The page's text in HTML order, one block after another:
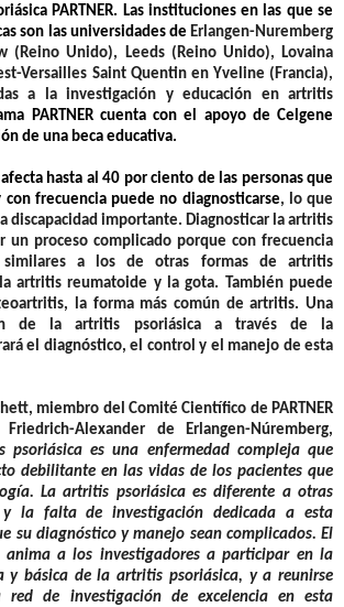
PARTNER. Las instituciones en las que se
son las universidades de Erlangen-Nuremberg
(Reino Unido), Leeds (Reino Unido), Lovaina
Versailles Saint Quentin en Yveline (Francia),
a la investigación y educación en artritis
PARTNER cuenta con el apoyo de Celgene
de una beca educativa.
hasta al 40 por ciento de las personas que
con frecuencia puede no diagnosticarse, lo que
discapacidad importante. Diagnosticar la artritis
un proceso complicado porque con frecuencia
similares a los de otras formas de artritis
artritis reumatoide y la gota. También puede
la forma más común de artritis. Una
de la artritis psoriásica a través de la
el diagnóstico, el control y el manejo de esta
, miembro del Comité Científico de PARTNER
Alexander de Erlangen-Núremberg,
psoriásica es una enfermedad compleja que
debilitante en las vidas de los pacientes que
La artritis psoriásica es diferente a otras
la falta de investigación dedicada a esta
su diagnóstico y manejo sean complicados. El
anima a los investigadores a participar en la
y básica de la artritis psoriásica, y a reunirse
red de investigación de excelencia en esta